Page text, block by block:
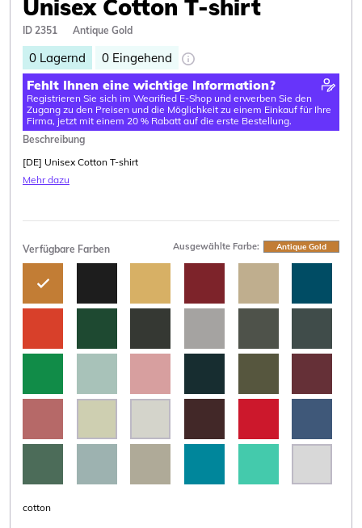
Unisex Cotton T-shirt
ID 2351 Antique Gold
0 Lagernd 0 Eingehend
Fehlt Ihnen eine wichtige Information?
Registrieren Sie sich im Wearified E-Shop und erwerben Sie den
Zugang zu den Preisen und die Möglichkeit zu einem Einkauf für Ihre
Firma, jetzt mit einem 20 % Rabatt auf die erste Bestellung.
Beschreibung
[DE] Unisex Cotton T-shirt
Mehr dazu
Verfügbare Farben Ausgewählte Farbe: Antique Gold
cotton